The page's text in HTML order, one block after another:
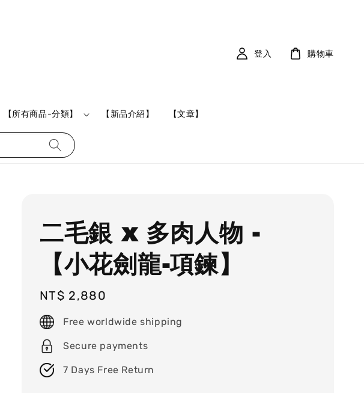
【所有商品-分類】 【新品介紹】 【文章】
登入 購物車
二毛銀 x 多肉人物 -
【小花劍龍-項鍊】
Regular
price
NT$ 2,880
Free worldwide shipping
Secure payments
7 Days Free Return